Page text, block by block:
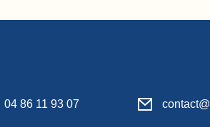
04 86 11 93 07